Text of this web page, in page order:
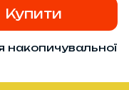
Купити
накопичувальної